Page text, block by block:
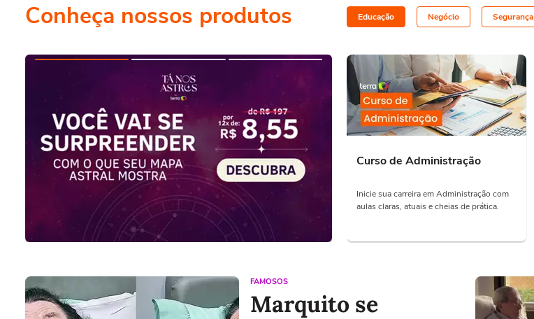
Conheça nossos produtos Educação Negócio Segurança
Curso de Administração
Inicie sua carreira em Administração com
aulas claras, atuais e cheias de prática.
FAMOSOS
Marquito se